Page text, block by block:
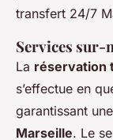
transfert 24/7
Services sur-
La réservation
s’effectue en
garantissant une
Marseille. Le